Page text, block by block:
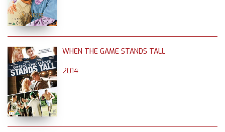
WHEN THE GAME STANDS TALL
2014